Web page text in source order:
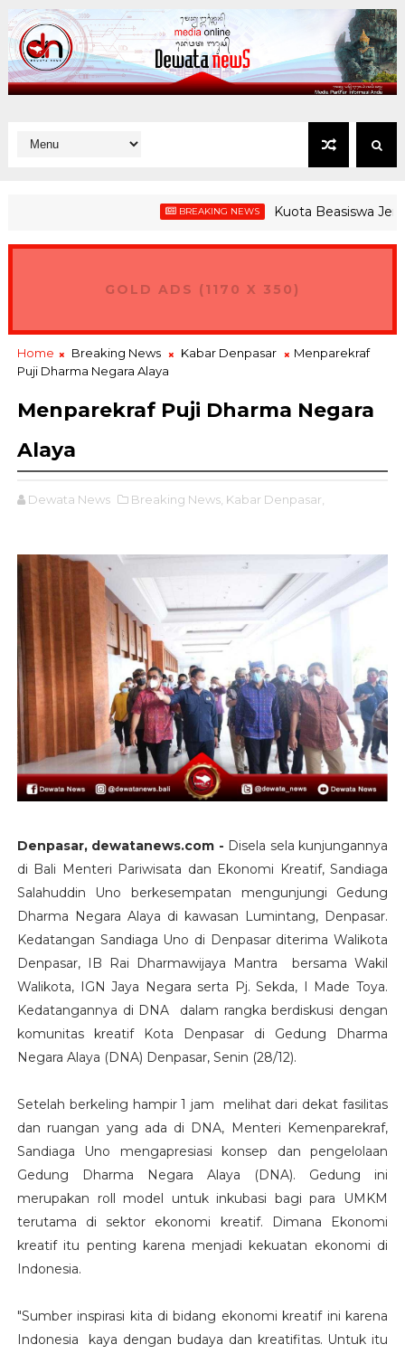
BREAKING NEWS Kuota Beasiswa
GOLD ADS (1170 X 350)
Home Breaking News Kabar Denpasar
Menparekraf
Puji Dharma Negara Alaya
Menparekraf Puji Dharma Negara
Alaya
Dewata News Breaking News, Kabar Denpasar,
Denpasar, dewatanews.com - Disela sela kunjungannya
di Bali Menteri Pariwisata dan Ekonomi Kreatif, Sandiaga
Salahuddin Uno berkesempatan mengunjungi Gedung
Dharma Negara Alaya di kawasan Lumintang, Denpasar.
Kedatangan Sandiaga Uno di Denpasar diterima Walikota
Denpasar, IB Rai Dharmawijaya Mantra bersama Wakil
Walikota, IGN Jaya Negara serta Pj. Sekda, I Made Toya.
Kedatangannya di DNA dalam rangka berdiskusi dengan
komunitas kreatif Kota Denpasar di Gedung Dharma
Negara Alaya (DNA) Denpasar, Senin (28/12).
Setelah berkeling hampir 1 jam melihat dari dekat fasilitas
dan ruangan yang ada di DNA, Menteri Kemenparekraf,
Sandiaga Uno mengapresiasi konsep dan pengelolaan
Gedung Dharma Negara Alaya (DNA). Gedung ini
merupakan roll model untuk inkubasi bagi para UMKM
terutama di sektor ekonomi kreatif. Dimana Ekonomi
kreatif itu penting karena menjadi kekuatan ekonomi di
Indonesia.
"Sumber inspirasi kita di bidang ekonomi kreatif ini karena
Indonesia kaya dengan budaya dan kreatifitas. Untuk itu